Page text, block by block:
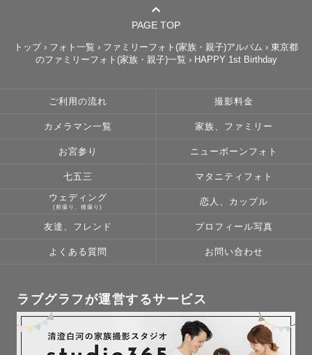
当日はお話ししながら、おすすめのポージングや撮影をご
提案いたしますのでご安心ください。
もちろんご予約前の相談も大歓迎です🌟
下部の公式LINEより問い合わせるボタンよりご連絡くださ
撮影前にビデオ通話で顔合わせを行い、一緒にお話しした
り遊んだりしながら少しずつ仲良くなれるようお声がけし
撮影当日が「写真を撮る日」ではなく、「楽しかった思い
出の日」になるように。
たご提案を心がけています。
🚃撮影可能エリア🚃
東京、神奈川、埼玉、千葉
現在都内に住んでおり、関東中心で活動しております！
PAGE TOP
トップ › フォト一覧 › ファミリーフォト(家族・親子)アルバム › 東京都
のファミリーフォト(家族・親子)一覧 › HAPPY 1st Birthday
ご利用の流れ 撮影料金
カメラマン一覧 家族、ファミリー
お宮参り ニューボーンフォト
七五三 マタニティフォト
ウェディング
(前撮り、後撮り)
恋人、カップル
友達、フレンド プロフィール写真
よくある質問 お問い合わせ
ラブグラフが運営するサービス